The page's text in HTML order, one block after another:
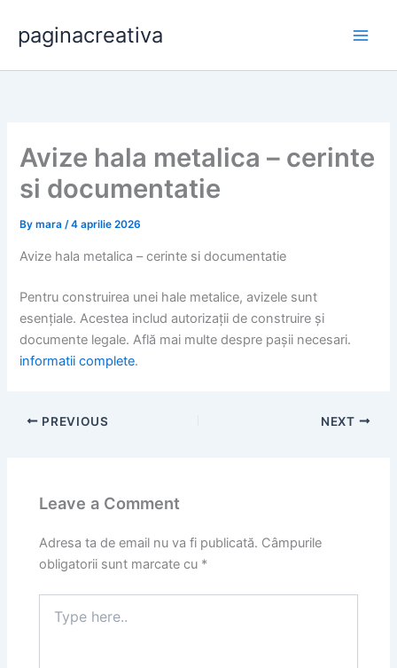
content
paginacreativa
Avize hala metalica – cerinte
si documentatie
Bymara/4 aprilie 2026
Avize hala metalica – cerinte si documentatie
Pentru construirea unei hale metalice, avizele sunt
esențiale. Acestea includ autorizații de construire și
documente legale. Află mai multe despre pașii necesari.
informatii complete.
PREVIOUS NEXT
Leave a Comment
Adresa ta de email nu va fi publicată. Câmpurile
obligatorii sunt marcate cu *
here..